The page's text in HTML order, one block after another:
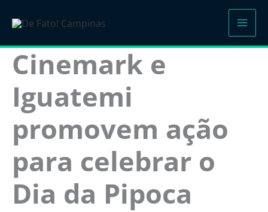
para
conteúdo
Cinemark e
Iguatemi
promovem ação
para celebrar o
Dia da Pipoca